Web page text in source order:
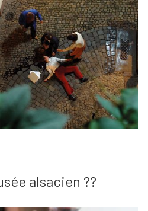
alsacien ??